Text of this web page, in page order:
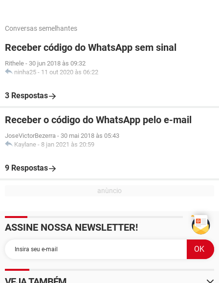
Conversas semelhantes
Receber código do WhatsApp sem sinal
Rithele - 30 jun 2018 às 09:32
ninha25 - 11 out 2020 às 06:22
3 Respostas
Receber o código do WhatsApp pelo e-mail
JoseVictorBezerra - 30 mai 2018 às 05:43
Kaylane - 8 jan 2021 às 20:59
9 Respostas
ASSINE NOSSA NEWSLETTER!